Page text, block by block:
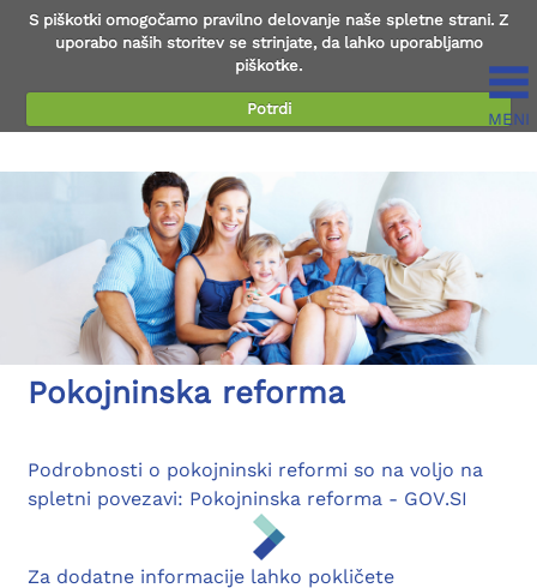
S piškotki omogočamo pravilno delovanje naše spletne strani. Z
uporabo naših storitev se strinjate, da lahko uporabljamo
piškotke.
Potrdi
MENI
Anketa o zadovoljstvu strank
Vljudno vabljeni, da z nami delite svoje izkušnje o
poslovanju z Zavodom.